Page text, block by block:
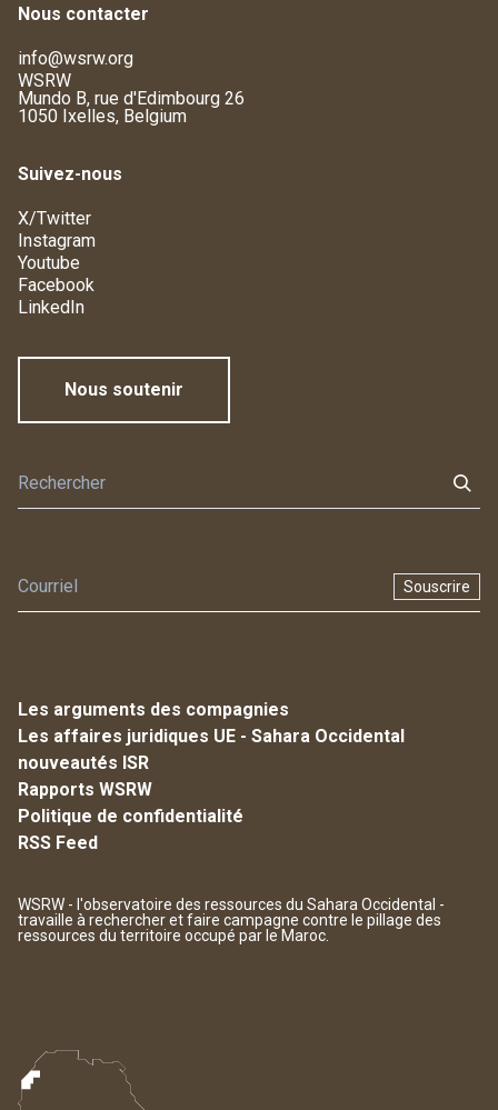
Nous contacter
info@wsrw.org
WSRW
Mundo B, rue d'Edimbourg 26
1050 Ixelles, Belgium
Suivez-nous
X/Twitter
Instagram
Youtube
Facebook
LinkedIn
Nous soutenir
Souscrire
Les arguments des compagnies
Les affaires juridiques UE - Sahara Occidental
nouveautés ISR
Rapports WSRW
Politique de confidentialité
RSS Feed
WSRW - l'observatoire des ressources du Sahara Occidental -
travaille à rechercher et faire campagne contre le pillage des
ressources du territoire occupé par le Maroc.